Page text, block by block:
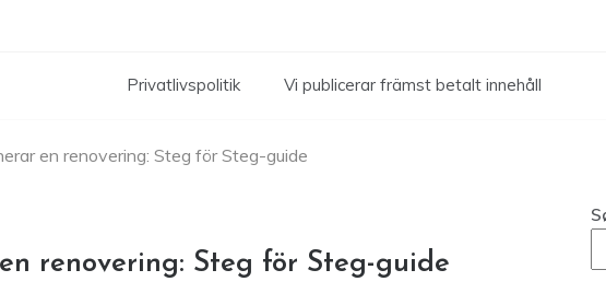
Privatlivspolitik Vi publicerar främst betalt innehåll
en renovering: Steg för Steg-guide
renovering: Steg för Steg-guide